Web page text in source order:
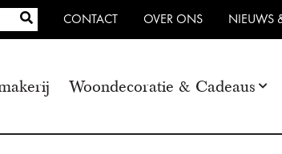
CONTACT OVER ONS NIEUWS
Woondecoratie & Cadeaus